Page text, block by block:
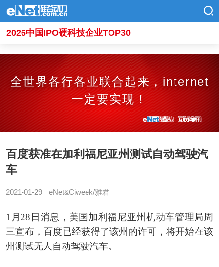
2026中国IPO硬科技企业TOP30
全世界各行各业联合起来，internet
一定要实现！
百度获准在加利福尼亚州测试自动驾驶汽
车
2021-01-29 eNet&Ciweek/雅君
1月28日消息，美国加利福尼亚州机动车管理局周
三宣布，百度已经获得了该州的许可，将开始在该
州测试无人自动驾驶汽车。